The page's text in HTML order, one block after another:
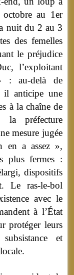
au 1er
nuit du 2 au 3
des femelles
le préjudice
l’exploitant
: au-delà de
il anticipe une
à la chaîne de
la préfecture
mesure jugée
en a assez »,
plus fermes :
dispositifs
Le ras-le-bol
avec le
à l’État
protéger leurs
et